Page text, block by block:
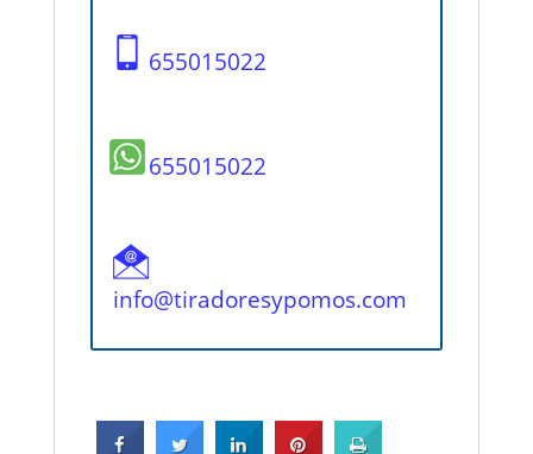
655015022
655015022
info@tiradoresypomos.com